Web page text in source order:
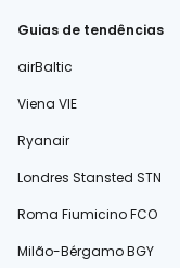
Guias de tendências
airBaltic
Viena VIE
Ryanair
Londres Stansted STN
Roma Fiumicino FCO
Milão-Bérgamo BGY